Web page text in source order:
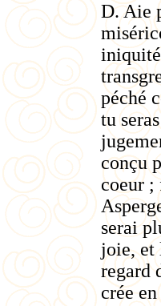
D. Aie
péché
tu
conçu
coeur ;
serai
joie, et
regard
crée